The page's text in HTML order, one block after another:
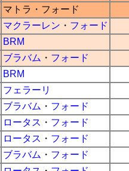
マトラ ・ フォード
マクラーレン ・ フォード
BRM
ブラバム ・ フォード
BRM
フェラーリ
ブラバム ・ フォード
ロータス ・ フォード
ロータス ・ フォード
ブラバム ・ フォード